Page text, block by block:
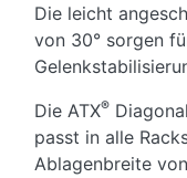
Die leicht
von 30° sorgen
Die ATX®
passt in alle
Ablagenbreite